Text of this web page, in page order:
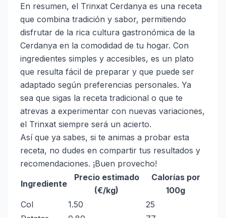
En resumen, el Trinxat Cerdanya es una receta
que combina tradición y sabor, permitiendo
disfrutar de la rica cultura gastronómica de la
Cerdanya en la comodidad de tu hogar. Con
ingredientes simples y accesibles, es un plato
que resulta fácil de preparar y que puede ser
adaptado según preferencias personales. Ya
sea que sigas la receta tradicional o que te
atrevas a experimentar con nuevas variaciones,
el Trinxat siempre será un acierto.
Así que ya sabes, si te animas a probar esta
receta, no dudes en compartir tus resultados y
recomendaciones. ¡Buen provecho!
Ingrediente
Precio estimado
(€/kg)
Calorías por
100g
Col
1.50
25